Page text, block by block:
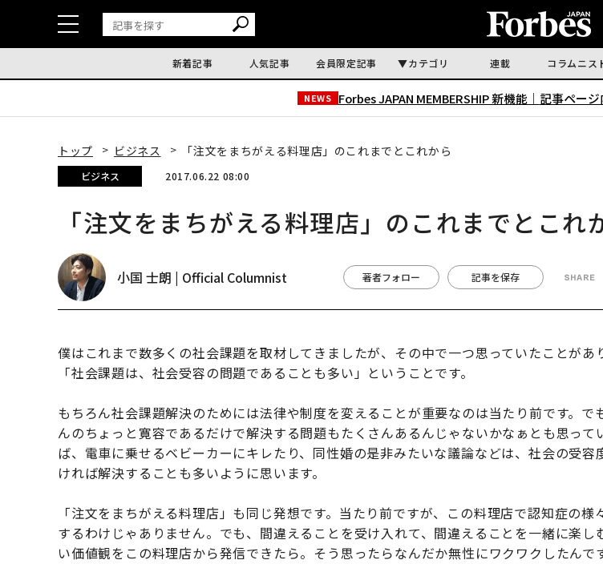
新着記事 人気記事 会員限定記事 カテゴリ 連載 コラムニス
NEWS Forbes JAPAN MEMBERSHIP 新機能｜ 記事ペー
トップ ビジネス 「注文をまちがえる料理店」のこれまでとこれから
ビジネス 2017.06.22 08:00
「注文をまちがえる料理店」のこれまでとこれ
小国 士朗 | Official Columnist 著者フォロー 記事を保存
僕はこれまで数多くの社会課題を取材してきましたが、その中で一つ思っていたことがあ
「社会課題は、社会受容の問題であることも多い」ということです。
もちろん社会課題解決のためには法律や制度を変えることが重要なのは当たり前です。で
んのちょっと寛容であるだけで解決する問題もたくさんあるんじゃないかなぁとも思って
ば、電車に乗せるベビーカーにキレたり、同性婚の是非みたいな議論などは、社会の受容
ければ解決することも多いように思います。
「注文をまちがえる料理店」も同じ発想です。当たり前ですが、この料理店で認知症の様
するわけじゃありません。でも、間違えることを受け入れて、間違えることを一緒に楽し
い価値観をこの料理店から発信できたら。そう思ったらなんだか無性にワクワクしたんで